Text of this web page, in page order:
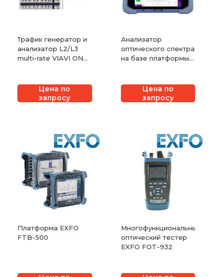
Трафик генератор и
анализатор L2/L3
multi-rate VIAVI ONE
Цена по
запросу
Анализатор
оптического спектра
на базе платформы
Цена по
запросу
Платформа EXFO
FTB-500
Многофункциональный
оптический тестер
EXFO FOT-932